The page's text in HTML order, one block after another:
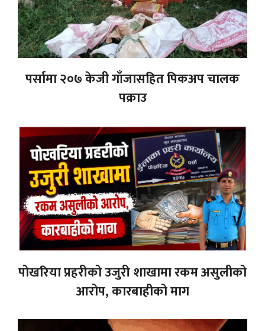
पर्सामा २०७ केजी गाँजासहित पिकअप चालक
पक्राउ
पोखरिया प्रहरीको उजुरी शाखामा रकम असुलीको
आरोप, कारबाहीको माग